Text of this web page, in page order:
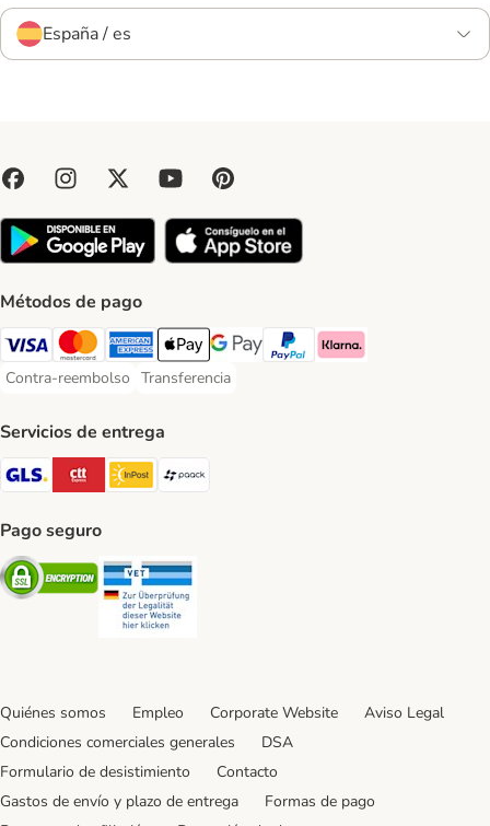
España / es
Métodos de pago
Visa Payment Method
Mastercard Payment Method
American Express Payment Method
Apple Pay Payment Method
Google Pay Payment Method
PayPal Payment Method
Klarna Payment Method
Contra-reembolso
Contra-reembolso Payment Method
Transferencia
Transferencia Payment Method
Servicios de entrega
GLS Shipping Method
CTTExpress Shipping Method
InPost Shipping Method
paack Shipping Method
Pago seguro
Security
Quiénes somos Empleo Corporate Website
Aviso Legal
Condiciones comerciales generales
DSA
Formulario de desistimiento
Contacto
Gastos de envío y plazo de entrega
Formas de pago